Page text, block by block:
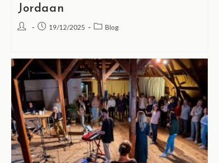
Jordaan
19/12/2025 Blog